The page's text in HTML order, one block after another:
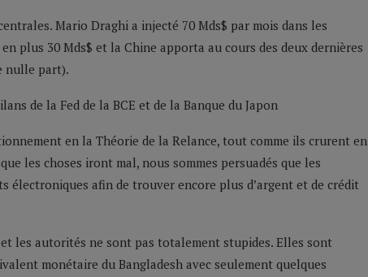
Mario Draghi a injecté 70 Mds$ par mois dans les
plus 30 Mds$ et la Chine apporta au cours des deux dernières
nulle part).
en la Théorie de la Relance, tout comme ils crurent en
les choses iront mal, nous sommes persuadés que les
afin de trouver encore plus d’argent et de crédit
les autorités ne sont pas totalement stupides. Elles sont
monétaire du Bangladesh avec seulement quelques